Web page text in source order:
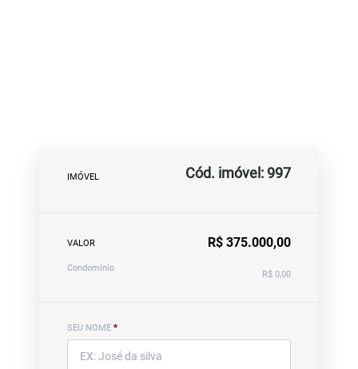
IMÓVEL Cód. imóvel: 997
VALOR R$ 375.000,00
Condomínio
R$ 0,00
SEU NOME *